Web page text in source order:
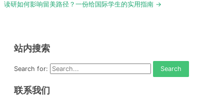
读研如何影响留美路径？一份给国际学生的实用指南 →
站内搜索
Search for:
联系我们